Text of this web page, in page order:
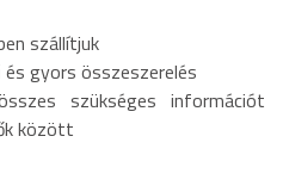
szállítjuk
gyors összeszerelés
szükséges információt
között